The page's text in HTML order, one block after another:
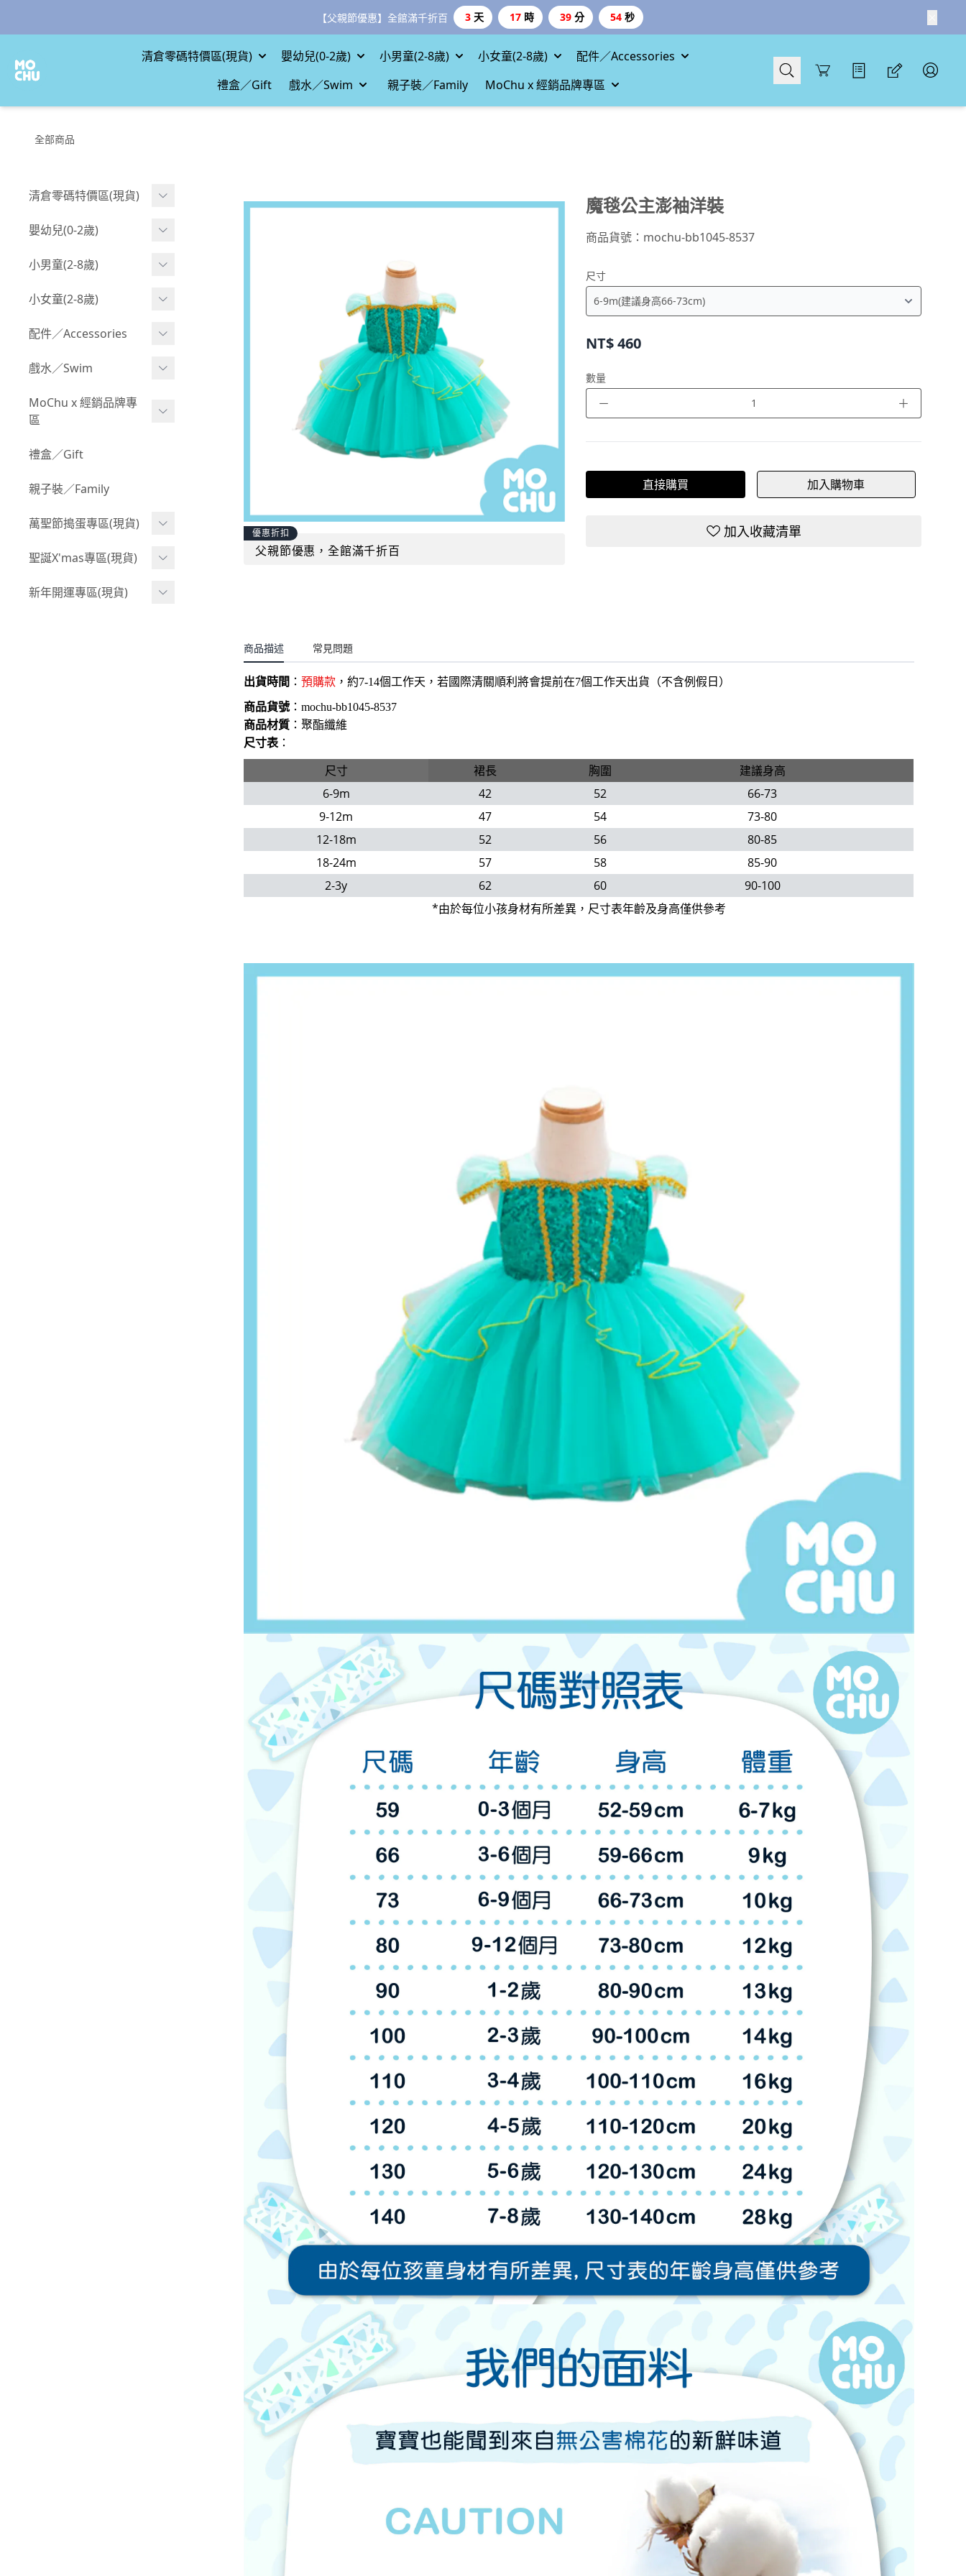
【父親節優惠】全館滿千折百 3 天 17 時 39 分 53 秒
清倉零碼特價區(現貨) 嬰幼兒(0-2歲) 小男童(2-8歲) 小女童(2-8歲)
配件／Accessories
禮盒／Gift
戲水／Swim 親子裝／Family MoChu x 經銷品牌專區
Cart
全部商品
清倉零碼特價區(現貨)
現貨.寶寶
現貨.男童
嬰幼兒(0-2歲)
BABY 包屁衣(短袖)
BABY 包屁衣(長袖)
BABY 外套
BABY 上身(短袖)
BABY 下身(短褲)
BABY 下身(長褲)
BABY 套裝(短袖)
BABY 套裝(長袖)
小男童(2-8歲)
Boy 上身(短袖)
Boy 上身(長袖)
Boy 套裝(短袖)
叢林探險系列
小紳士系列
韓國小歐巴
小女童(2-8歲)
Girl 上身(短袖)
Girl 上身(長袖)
Girl 下身(長褲)
Girl 套裝(短袖)
率性牛仔風
夢幻童話系列
小洋裝系列
配件／Accessories
Acc 口水巾
Acc 襪子
Acc 鞋子
Acc 餐具
Acc 寢具
Acc 其他
戲水／Swim
泳裝
泳具
野餐趣
MoChu x 經銷品牌專
區
©Wonchi 台灣 ｜ 兒童軟
©Disney 美國｜嬰兒用品
©風車圖書 台灣｜兒童圖
嘴
禮盒／Gift
親子裝／Family
萬聖節搗蛋專區(現貨)
萬聖造型頭套(3歲以上)
萬聖.嬰幼兒(0-2歲)
聖誕X'mas專區(現貨)
聖誕.嬰幼兒(0-2歲)
新年開運專區(現貨)
優惠折扣
父親節優惠，全館滿千折百
魔毯公主澎袖洋裝
商品貨號： mochu-bb1045-8537
尺寸
NT$460
數量
－ ＋
直接購買 加入購物車
加入收藏清單
商品描述 常見問題
出貨時間 ：預購款 ，約7-14個工作天，若國際清關順利將會提前在7個工作天出貨（不含例假日）
商品貨號：mochu-bb1045-8537
商品材質 ：聚酯纖維
尺寸表 ：
尺寸 裙長 胸圍
建議身高
6-9m
42 52
66-73
9-12m
47 54
73-80
12-18m
52 56
80-85
18-24m
57 58
85-90
2-3y
62 60
90-100
*由於每位小孩身材有所差異，尺寸表年齡及身高僅供參考